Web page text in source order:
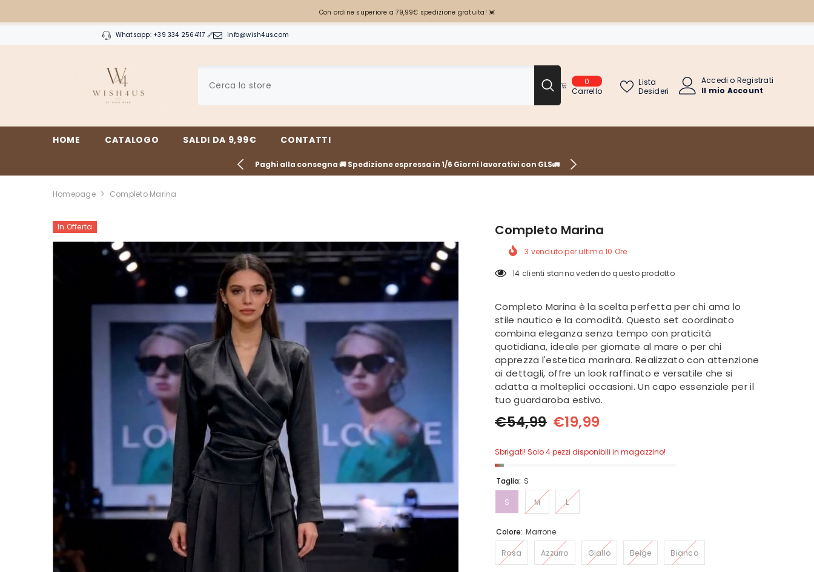
Con ordine superiore a 79,99€ spedizione gratuita! 💓
Whatsapp: +39 334 2564117 🔗 info@wish4us.com
0
articoli
Carrello
Lista
Desideri
Accedi o Registrati
Il mio Account
HOME CATALOGO SALDI DA 9,99€ CONTATTI
Paghi alla consegna 🚚 Spedizione espressa in 1/6 Giorni lavorativi con GLS🚛
Homepage Completo Marina
In Offerta Completo Marina
3 venduto per ultimo10 Ore
165 clienti stanno vedendo questo prodotto
Completo Marina è la scelta perfetta per chi ama lo
stile nautico e la comodità. Questo set coordinato
combina eleganza senza tempo con praticità
quotidiana, ideale per giornate al mare o per chi
apprezza l'estetica marinara. Realizzato con attenzione
ai dettagli, offre un look raffinato e versatile che si
adatta a molteplici occasioni. Un capo essenziale per il
tuo guardaroba estivo.
€54,99 €19,99
Sbrigati! Solo 4 pezzi disponibili in magazzino!
Taglia: S
S M L
Colore: Marrone
Rosa Azzurro Giallo Beige Bianco